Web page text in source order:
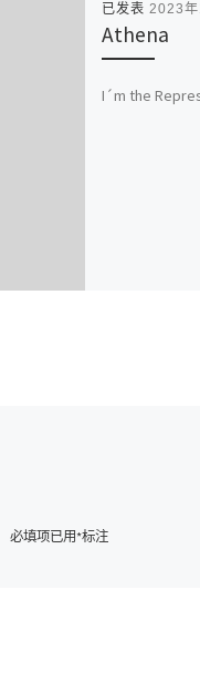
已发表 2023年
Athena
I´m the
必填项已用*标注